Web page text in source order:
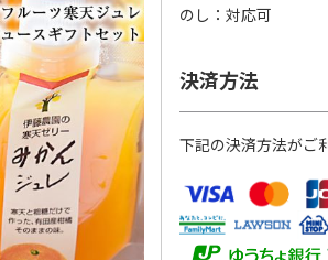
のし
対応可
決済方法
下記の決済方法がご